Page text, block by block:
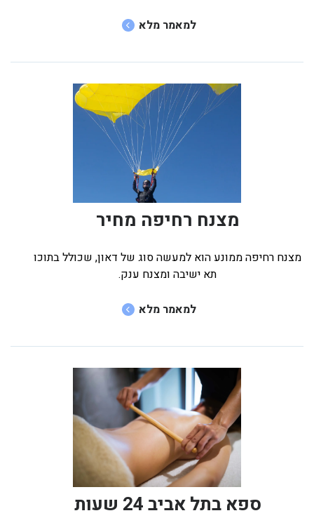
למאמר מלא
מצנח רחיפה מחיר
מצנח רחיפה ממונע הוא למעשה סוג של דאון, שכולל בתוכו
תא ישיבה ומצנח ענק.
למאמר מלא
ספא בתל אביב 24 שעות